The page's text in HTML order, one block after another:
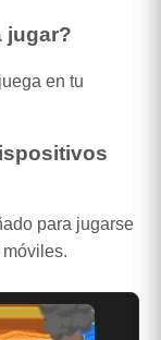
jugar?
en tu
para jugarse